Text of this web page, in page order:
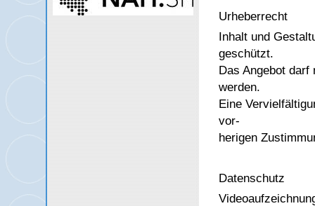
Urheberrecht
Inhalt und
geschützt.
Das Angebot
werden.
Eine
vor-
herigen
Datenschutz